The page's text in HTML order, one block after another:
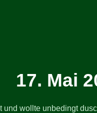
17. Mai
und wollte unbedingt